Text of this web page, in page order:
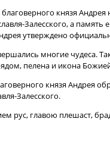
князя
Залесского, а
утверждено
многие чудеса.
пелена и икона
князя Андрея
Залесского.
рус, главою плешаст,